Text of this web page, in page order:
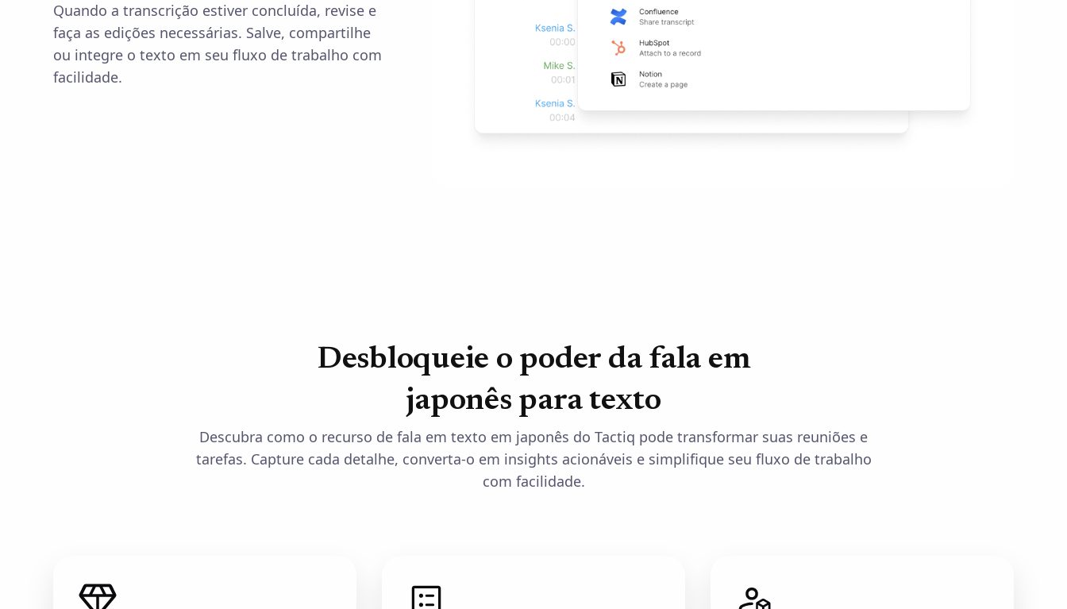
Quando a transcrição estiver concluída, revise e
faça as edições necessárias. Salve, compartilhe
ou integre o texto em seu fluxo de trabalho com
facilidade.
Desbloqueie o poder da fala em
japonês para texto
Descubra como o recurso de fala em texto em japonês do Tactiq pode transformar suas reuniões e
tarefas. Capture cada detalhe, converta-o em insights acionáveis e simplifique seu fluxo de trabalho
com facilidade.